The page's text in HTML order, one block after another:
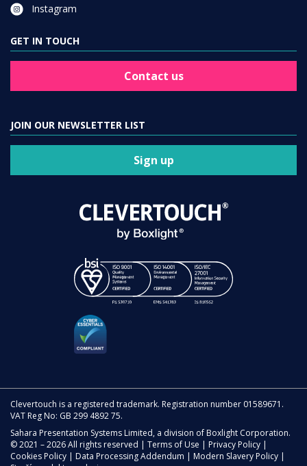
Instagram
GET IN TOUCH
Contact us
JOIN OUR NEWSLETTER LIST
Sign up
Clevertouch is a registered trademark. Registration number 01589671.
VAT Reg No: GB 299 4892 75.
Sahara Presentation Systems Limited, a division of Boxlight Corporation.
© 2021 – 2026 All rights reserved | Terms of Use | Privacy Policy |
Cookies Policy | Data Processing Addendum | Modern Slavery Policy |